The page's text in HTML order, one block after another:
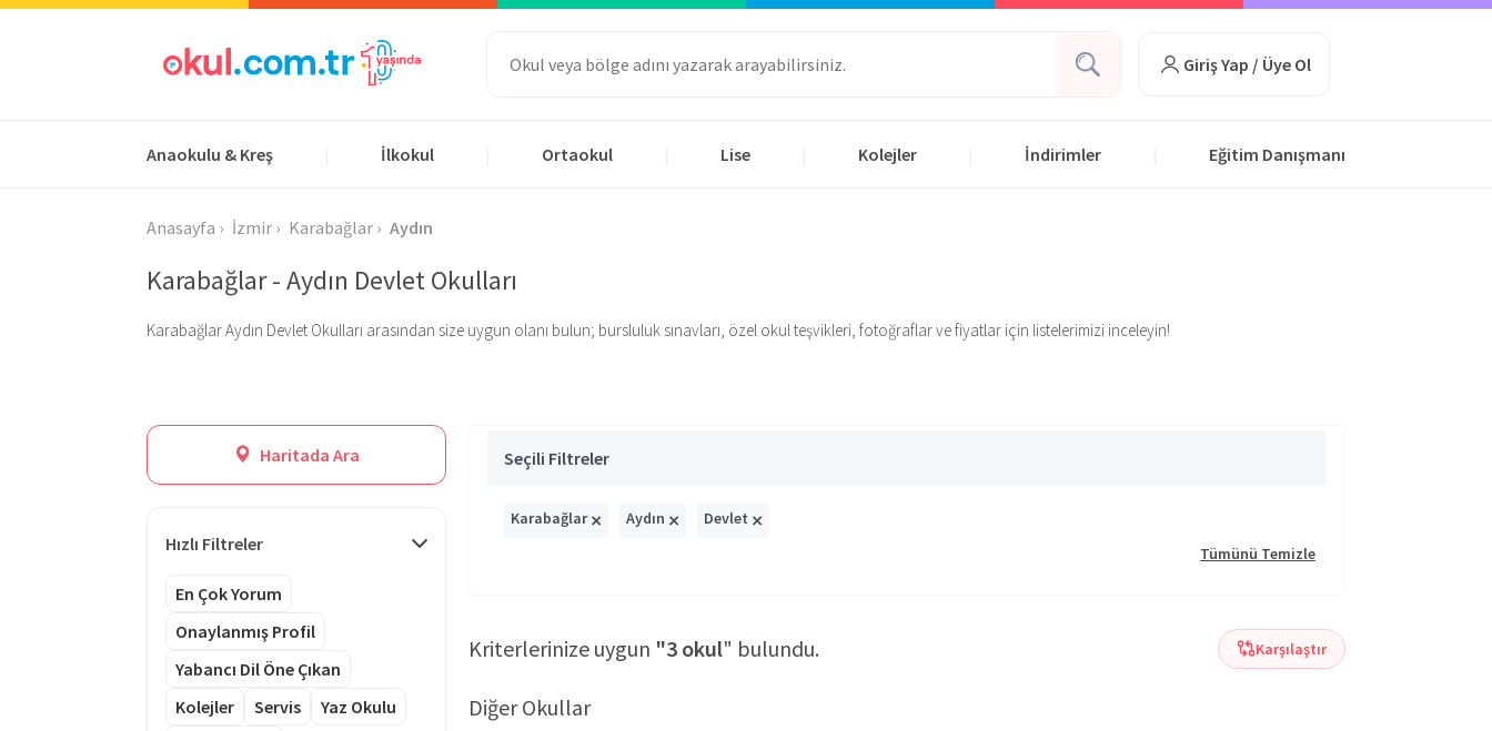
Giriş Yap / Üye Ol
Anaokulu & Kreş İlkokul Ortaokul Lise Kolejler İndirimler Eğitim Danışmanı
Anasayfa İzmir Karabağlar Aydın
Karabağlar - Aydın Devlet Okulları
Karabağlar Aydın Devlet Okulları arasından size uygun olanı bulun; bursluluk sınavları, özel okul teşvikleri, fotoğraflar ve fiyatlar için listelerimizi inceleyin!
Haritada Ara
Hızlı Filtreler
En Çok Yorum
Onaylanmış Profil
Yabancı Dil Öne Çıkan
Kolejler
Servis
Yaz Okulu
Seçili Filtreler
Karabağlar× Aydın × Devlet ×
Tümünü Temizle
Kriterlerinize uygun "3 okul" bulundu. Karşılaştır
Diğer Okullar